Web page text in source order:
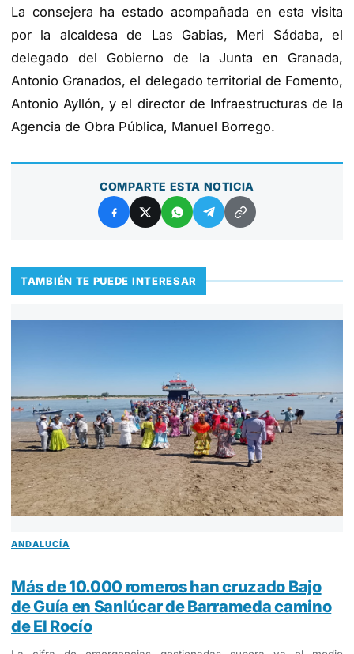
La consejera ha estado acompañada en esta visita
por la alcaldesa de Las Gabias, Meri Sádaba, el
delegado del Gobierno de la Junta en Granada,
Antonio Granados, el delegado territorial de Fomento,
Antonio Ayllón, y el director de Infraestructuras de la
Agencia de Obra Pública, Manuel Borrego.
COMPARTE ESTA NOTICIA
TAMBIÉN TE PUEDE INTERESAR
ANDALUCÍA
Más de 10.000 romeros han cruzado Bajo
de Guía en Sanlúcar de Barrameda camino
de El Rocío